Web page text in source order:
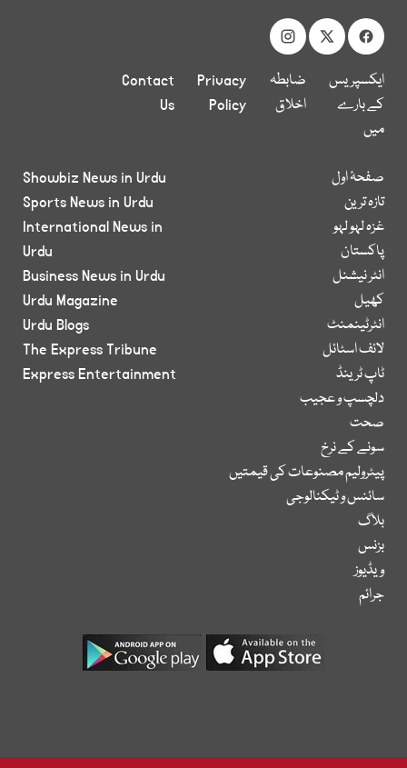
ایکسپریس
کے بارے
میں
ضابطہ
اخلاق
Privacy
Policy
Contact
Us
صفحۂ اول
تازہ ترین
غزہ لہو لہو
پاکستان
انٹر نیشنل
کھیل
انٹرٹینمنٹ
لائف اسٹائل
ٹاپ ٹرینڈ
دلچسپ و عجیب
صحت
سونے کے نرخ
پیٹرولیم مصنوعات کی قیمتیں
سائنس و ٹیکنالوجی
بلاگ
بزنس
ویڈیوز
جرائم
Showbiz News in Urdu
Sports News in Urdu
International News in
Urdu
Business News in Urdu
Urdu Magazine
Urdu Blogs
The Express Tribune
Express Entertainment